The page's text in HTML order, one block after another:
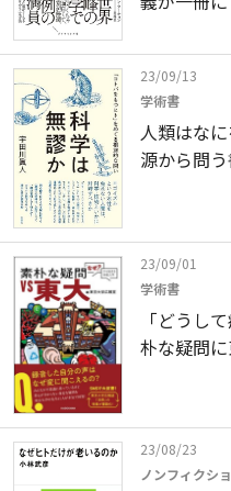
23/09/13
学術書
人類はな
源から問
23/09/01
学術書
「どうし
朴な疑問
23/08/23
ノンフィクシ